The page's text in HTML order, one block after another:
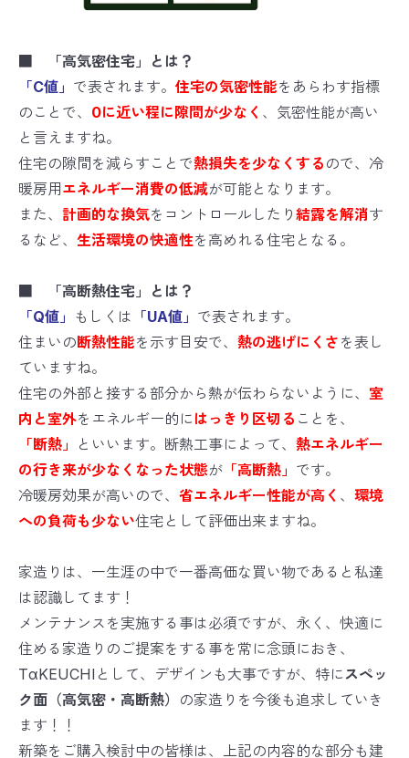
■ 「高気密住宅」とは？
「C値」 で表されます。住宅の気密性能をあらわす指標
のことで、 0に近い程に隙間が少なく 、気密性能が高い
と言えますね。
住宅の隙間を減らすことで熱損失を少なくする ので、冷
暖房用 エネルギー消費の低減が可能となります。
また、 計画的な換気をコントロールしたり 結露を解消す
るなど、 生活環境の快適性を高めれる住宅となる。
■ 「高断熱住宅」とは？
「Q値」 もしくは 「UA値」 で表されます。
住まいの断熱性能を示す目安で、 熱の逃げにくさ を表し
ていますね。
住宅の外部と接する部分から熱が伝わらないように、 室
内と室外をエネルギー的に はっきり区切る ことを、
「断熱」
といいます。断熱工事によって、 熱エネルギー
の行き来が少なくなった状態が 「高断熱」 です。
冷暖房効果が高いので、 省エネルギー性能が高く 、 環境
への負荷も少ない住宅として評価出来ますね。
家造りは、一生涯の中で一番高価な買い物であると私達
は認識してます！
メンテナンスを実施する事は必須ですが、永く、快適に
住める家造りのご提案をする事を常に念頭におき、
TαKEUCHIとして、デザインも大事ですが、特にスペッ
ク面（高気密・高断熱） の家造りを今後も追求していき
ます！！
新築をご購入検討中の皆様は、上記の内容的な部分も建